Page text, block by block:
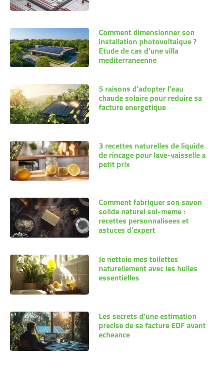
Comment dimensionner son
installation photovoltaique ?
Etude de cas d’une villa
mediterraneenne
5 raisons d’adopter l’eau
chaude solaire pour reduire sa
facture energetique
3 recettes naturelles de liquide
de rincage pour lave-vaisselle a
petit prix
Comment fabriquer son savon
solide naturel soi-meme :
recettes personnalisees et
astuces d’expert
Je nettoie mes toilettes
naturellement avec les huiles
essentielles
Les secrets d’une estimation
precise de sa facture EDF avant
echeance